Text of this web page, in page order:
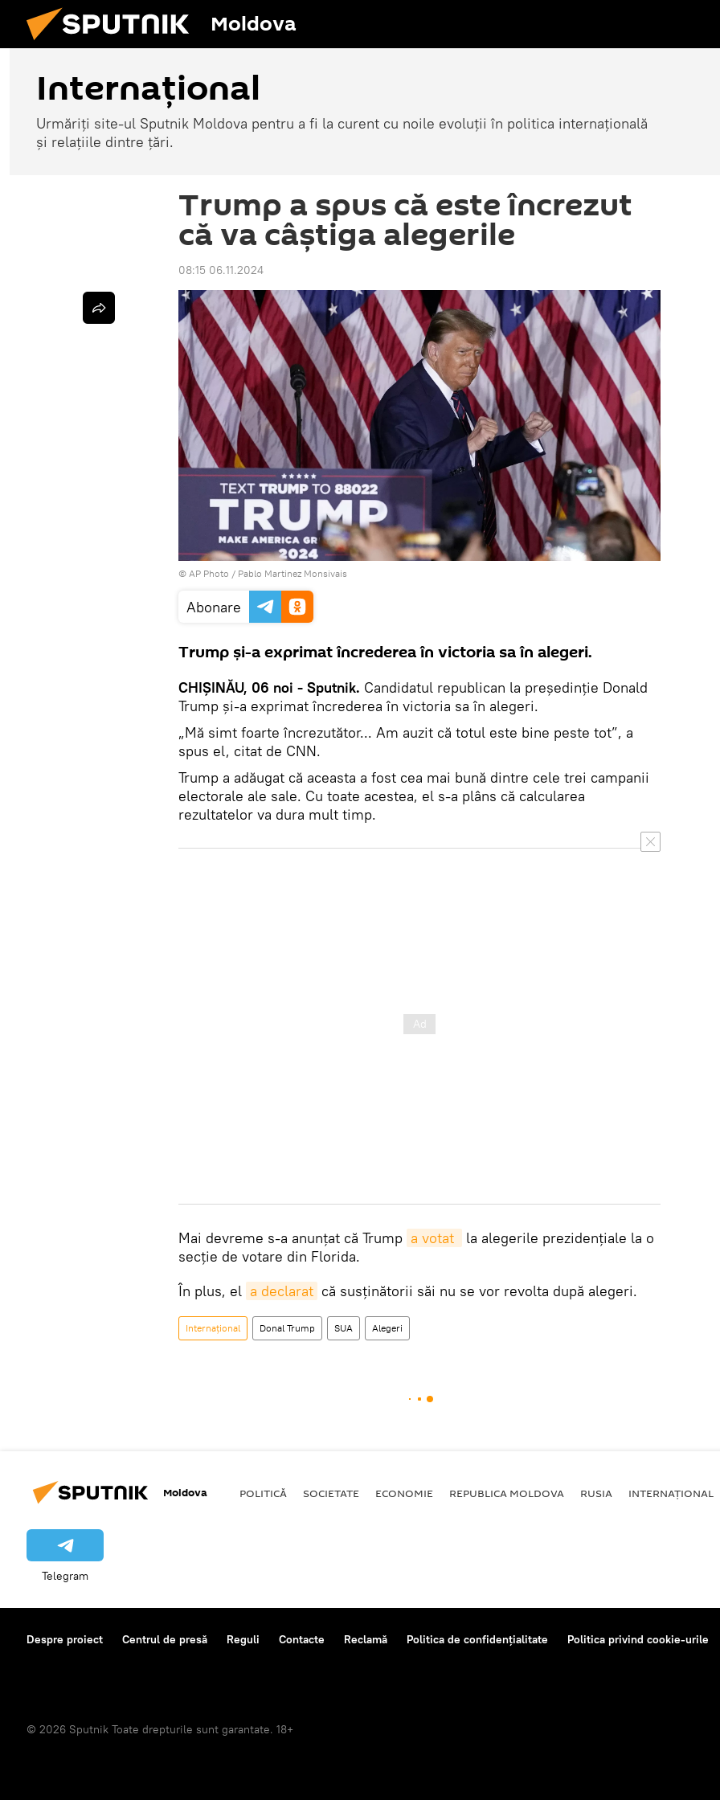
Moldova
Internațional
Urmăriți site-ul Sputnik Moldova pentru a fi la curent cu noile evoluții în politica internațională
și relațiile dintre țări.
Trump a spus că este încrezut
că va câștiga alegerile
08:15 06.11.2024
© AP Photo / Pablo Martinez Monsivais
Abonare
Trump și-a exprimat încrederea în victoria sa în alegeri.
CHIȘINĂU, 06 noi - Sputnik. Candidatul republican la președinție Donald
Trump și-a exprimat încrederea în victoria sa în alegeri.
„Mă simt foarte încrezutător... Am auzit că totul este bine peste tot”, a
spus el, citat de CNN.
Trump a adăugat că aceasta a fost cea mai bună dintre cele trei campanii
electorale ale sale. Cu toate acestea, el s-a plâns că calcularea
rezultatelor va dura mult timp.
Mai devreme s-a anunțat că Trump a votat
la alegerile prezidențiale la o
secție de votare din Florida.
În plus, el a declarat că susținătorii săi nu se vor revolta după alegeri.
Internațional Donal Trump SUA Alegeri
Moldova POLITICĂ SOCIETATE ECONOMIE REPUBLICA MOLDOVA RUSIA INTERNAȚIONAL
Telegram
Despre proiect Centrul de presă Reguli Contacte Reclamă Politica de confidențialitate Politica privind cookie-urile
© 2026 Sputnik Toate drepturile sunt garantate. 18+